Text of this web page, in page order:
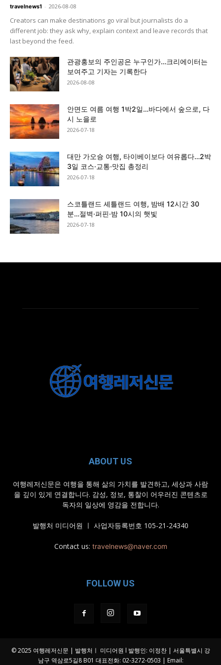
travelnews1 - 2026-08-08
Creators can make destinations go viral but journalists do a
different job: they ask why, explain context and leave records that
last beyond the feed.
관광홍보의 주인공은 누구인가…크리에이터는
보여주고 기자는 기록한다
2026-08-08
안면도 여름 여행 1박2일…바다에서 숲으로, 다
시 노을로
2026-07-18
대만 가오슝 여행, 타이베이보다 여유롭다…2박
3일 코스·교통·맛집 총정리
2026-07-18
스코틀랜드 셰틀랜드 여행, 밤배 12시간 30
분…절벽·퍼핀·밤 10시의 햇빛
2026-07-18
ABOUT US
여행레저신문은 여행을 통해 삶의 가치를 발견하고, 세상과 사람
을 깊이 있게 연결합니다. 감성, 정보, 통찰이 어우러진 콘텐츠로
독자의 일상에 영감을 전합니다.
발행처 미디어원 ㅣ 사업자등록번호 105-21-24340
Contact us: travelnews@naver.com
FOLLOW US
© 2025 여행레저신문 | 발행처ㅣ 미디어원 l 발행인: 이정찬 | 서울특별시 강
남구 역삼로5길8 B01 대표전화: 02-3272-0503 | Email: